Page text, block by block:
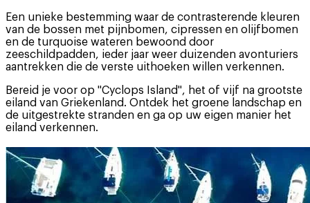
Een unieke bestemming waar de contrasterende kleuren
van de bossen met pijnbomen, cipressen en olijfbomen
en de turquoise wateren bewoond door
zeeschildpadden, ieder jaar weer duizenden avonturiers
aantrekken die de verste uithoeken willen verkennen.
Bereid je voor op "Cyclops Island", het of vijf na grootste
eiland van Griekenland. Ontdek het groene landschap en
de uitgestrekte stranden en ga op uw eigen manier het
eiland verkennen.